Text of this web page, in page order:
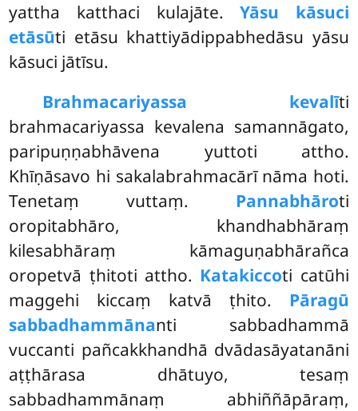
yattha katthaci kulajāte.Yāsu kāsuci
etāsūti etāsu khattiyādippabhedāsu yāsu
kāsuci jātīsu.
Brahmacariyassa kevalīti
brahmacariyassa kevalena samannāgato,
paripuṇṇabhāvena yuttoti attho.
Khīṇāsavo hi sakalabrahmacārī nāma hoti.
Tenetaṃ vuttaṃ. Pannabhāroti
oropitabhāro, khandhabhāraṃ
kilesabhāraṃ kāmaguṇabhārañca
oropetvā ṭhitoti attho. Katakiccoti catūhi
maggehi kiccaṃ katvā ṭhito. Pāragū
sabbadhammānanti sabbadhammā
vuccanti pañcakkhandhā dvādasāyatanāni
aṭṭhārasa dhātuyo, tesaṃ
sabbadhammānaṃ abhiññāpāraṃ,